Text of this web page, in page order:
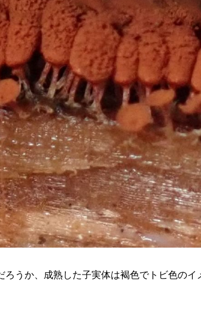
うか、成熟した子実体は褐色でトビ色のイ